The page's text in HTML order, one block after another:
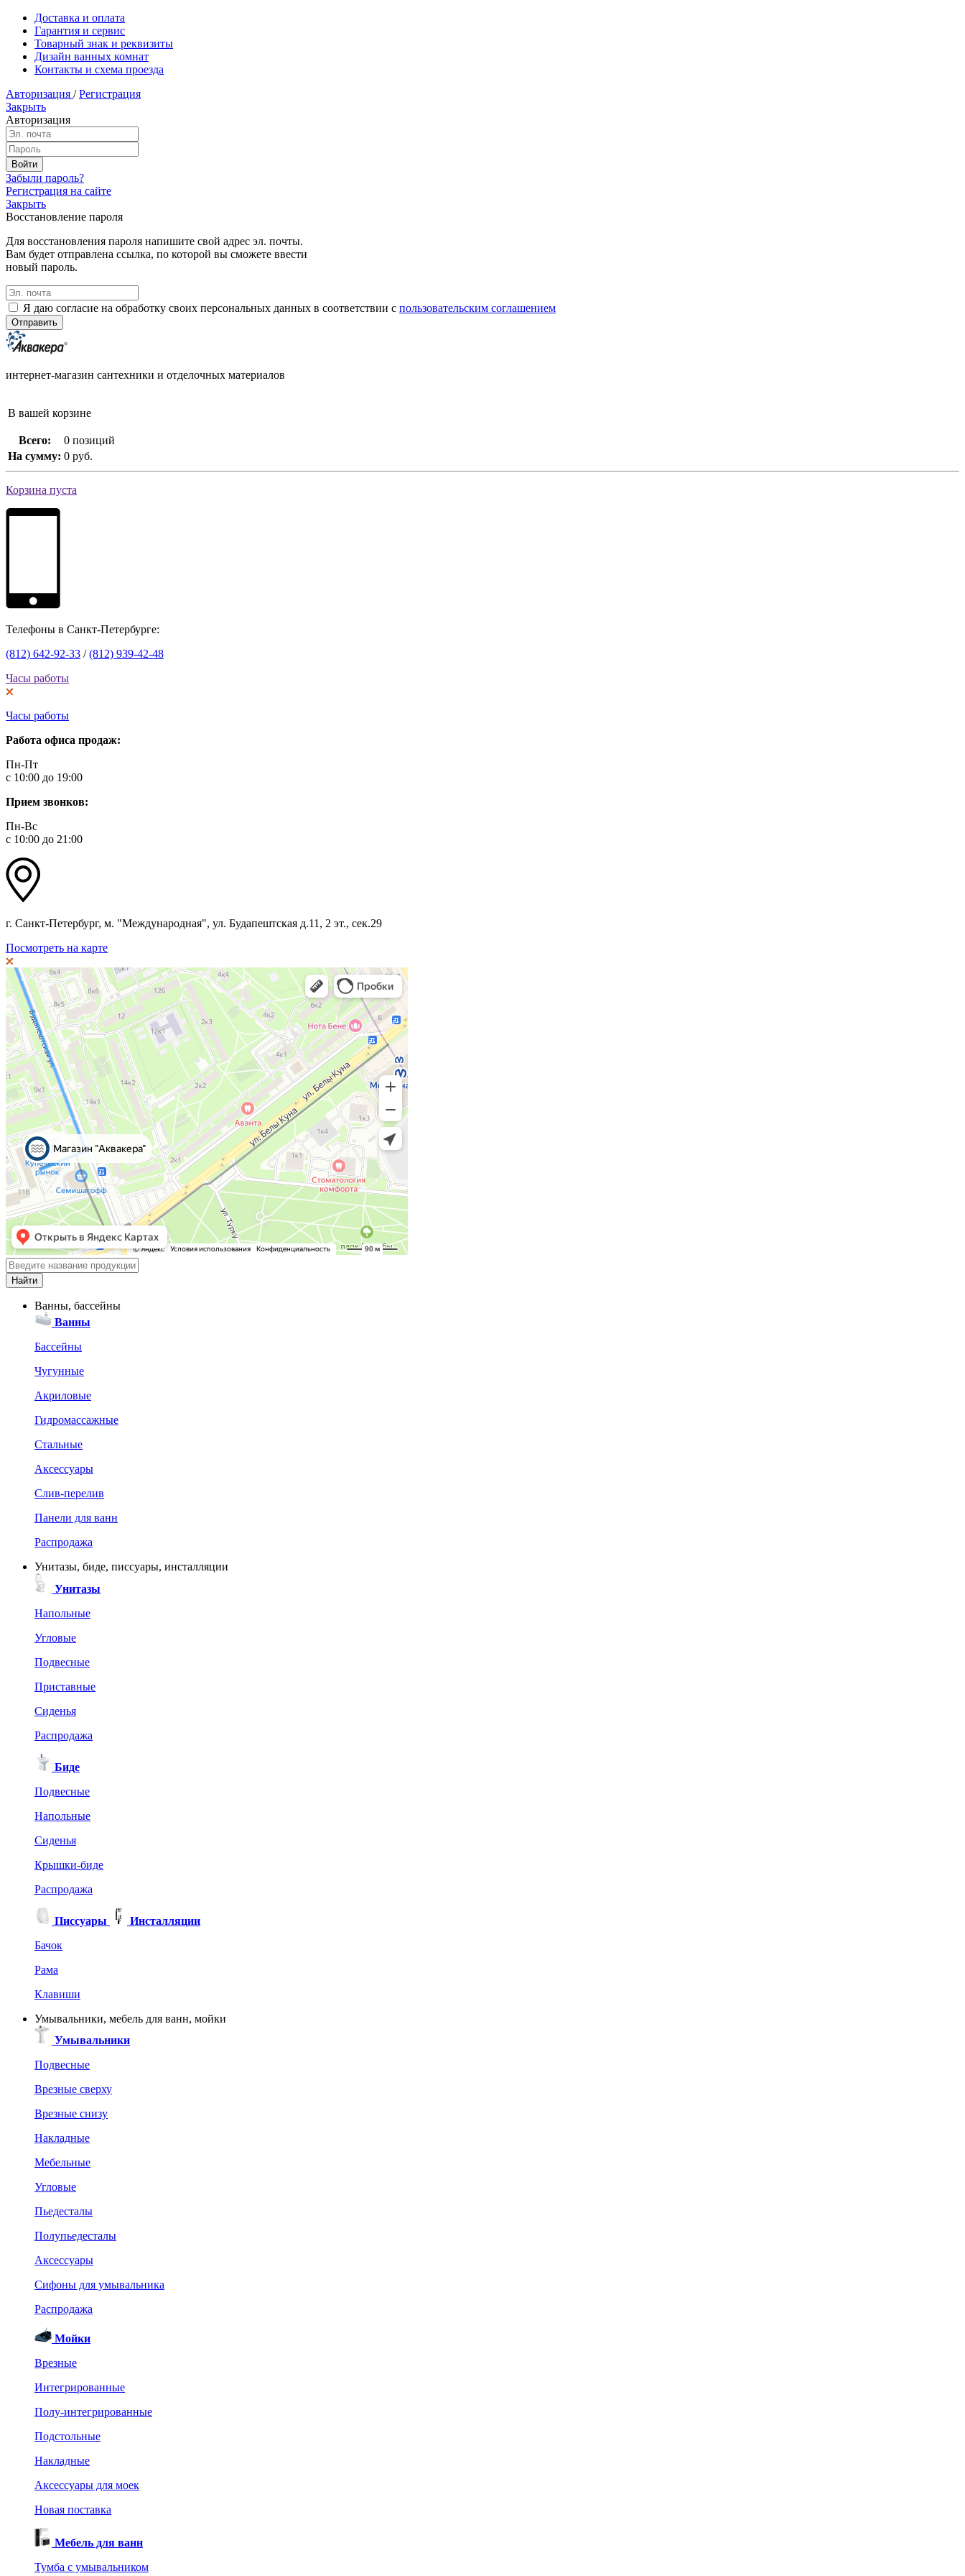
Доставка и оплата
Гарантия и сервис
Товарный знак и реквизиты
Дизайн ванных комнат
Контакты и схема проезда
Авторизация / Регистрация
Закрыть
Авторизация
Забыли пароль?
Регистрация на сайте
Закрыть
Восстановление пароля
Для восстановления пароля напишите свой адрес эл. почты.
Вам будет отправлена ссылка, по которой вы сможете ввести
новый пароль.
Я даю согласие на обработку своих персональных данных в соответствии с пользовательским соглашением
интернет-магазин сантехники и отделочных материалов
В вашей корзине
Всего:
0 позиций
На сумму: 0 руб.
Корзина пуста
Телефоны в Санкт-Петербурге:
(812) 642-92-33 /(812) 939-42-48
Часы работы
Часы работы
Работа офиса продаж:
Пн-Пт
с 10:00 до 19:00
Прием звонков:
Пн-Вс
с 10:00 до 21:00
г. Санкт-Петербург, м. "Международная", ул. Будапештская д.11, 2 эт., сек.29
Посмотреть на карте
Ванны, бассейны
Ванны
Бассейны
Чугунные
Акриловые
Гидромассажные
Стальные
Аксессуары
Слив-перелив
Панели для ванн
Распродажа
Унитазы, биде, писсуары, инсталляции
Унитазы
Напольные
Угловые
Подвесные
Приставные
Сиденья
Распродажа
Биде
Подвесные
Напольные
Сиденья
Крышки-биде
Распродажа
Писсуары
Инсталляции
Бачок
Рама
Клавиши
Умывальники, мебель для ванн, мойки
Умывальники
Подвесные
Врезные сверху
Врезные снизу
Накладные
Мебельные
Угловые
Пьедесталы
Полупьедесталы
Аксессуары
Сифоны для умывальника
Распродажа
Мойки
Врезные
Интегрированные
Полу-интегрированные
Подстольные
Накладные
Аксессуары для моек
Новая поставка
Мебель для ванн
Тумба с умывальником